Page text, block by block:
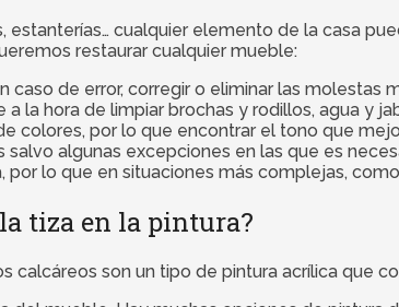
estanterías… cualquier elemento de la casa
restaurar cualquier mueble:
caso de error, corregir o eliminar las
la hora de limpiar brochas y rodillos, agua y
colores, por lo que encontrar el tono que
salvo algunas excepciones en las que es
por lo que en situaciones más complejas,
tiza en la pintura?
calcáreos son un tipo de pintura acrílica que